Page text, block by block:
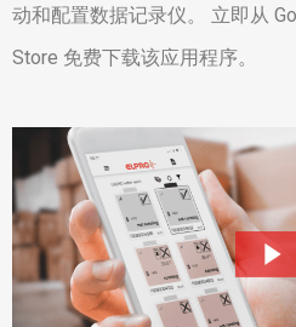
动和配置数据记录仪。 立即从
Store 免费下载该应用程序。